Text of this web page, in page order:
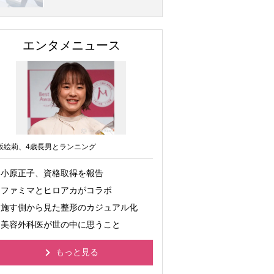
エンタメニュース
絵莉、4歳長男とランニング
小原正子、資格取得を報告
ファミマとヒロアカがコラボ
施す側から見た整形のカジュアル化
美容外科医が世の中に思うこと
もっと見る